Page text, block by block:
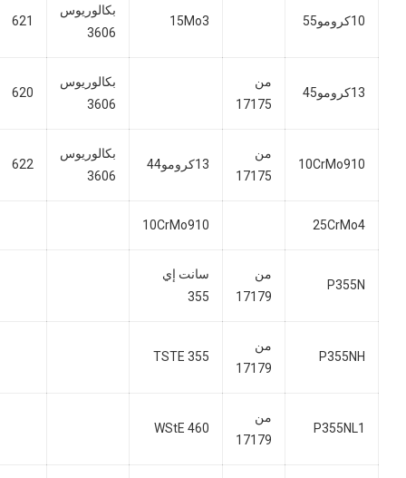
10كرومو55 15Mo3
بكالوريوس
3606
621
13كرومو45
من
17175
بكالوريوس
3606
620
10CrMo910
من
17175
13كرومو44
بكالوريوس
3606
622
25CrMo4
10CrMo910
P355N
من
17179
سانت إي
355
P355NH
من
17179
TSTE 355
P355NL1
من
17179
WStE 460